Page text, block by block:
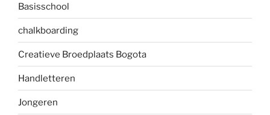
Basisschool
chalkboarding
Creatieve Broedplaats Bogota
Handletteren
Jongeren